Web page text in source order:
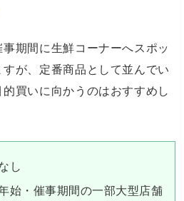
期間に生鮮コーナーへスポッ
すが、定番商品として並んでい
買いに向かうのはおすすめし
し
始・催事期間の一部大型店舗